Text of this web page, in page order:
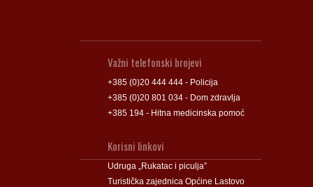
Važni telefonski brojevi
+385 (0)20 444 444 - Policija
+385 (0)20 801 034 - Dom zdravlja
+385 194 - Hitna medicinska pomoć
Korisni linkovi
Udruga „Rukatac i piculja”
Turistička zajednica Općine Lastovo